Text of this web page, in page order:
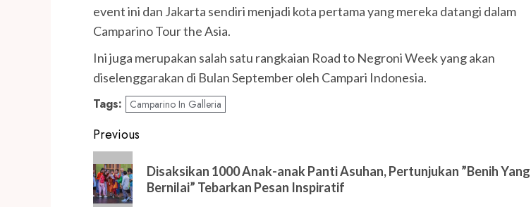
event ini dan Jakarta sendiri menjadi kota pertama yang mereka datangi dalam
Camparino Tour the Asia.
Ini juga merupakan salah satu rangkaian Road to Negroni Week yang akan
diselenggarakan di Bulan September oleh Campari Indonesia.
Tags: Camparino In Galleria
Post
navigation
Previous
Previous
post:
Disaksikan 1000 Anak-anak Panti Asuhan, Pertunjukan ”Benih Yang
Bernilai” Tebarkan Pesan Inspiratif